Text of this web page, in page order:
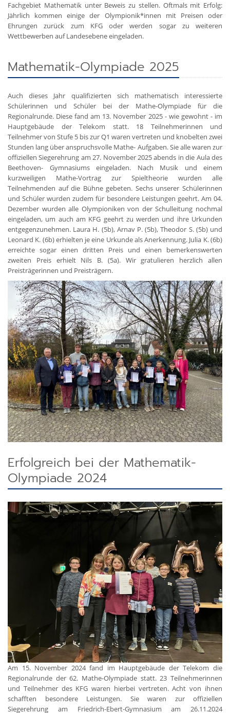
Fachgebiet Mathematik unter Beweis zu stellen. Oftmals mit Erfolg:
Jährlich kommen einige der Olympionik*innen mit Preisen oder
Ehrungen zurück zum KFG oder werden sogar zu weiteren
Wettbewerben auf Landesebene eingeladen.
Mathematik-Olympiade 2025
Auch dieses Jahr qualifizierten sich mathematisch interessierte
Schülerinnen und Schüler bei der Mathe-Olympiade für die
Regionalrunde. Diese fand am 13. November 2025 - wie gewohnt - im
Hauptgebäude der Telekom statt. 18 Teilnehmerinnen und
Teilnehmer von Stufe 5 bis zur Q1 waren vertreten und knobelten zwei
Stunden lang über anspruchsvolle Mathe- Aufgaben. Sie alle waren zur
offiziellen Siegerehrung am 27. November 2025 abends in die Aula des
Beethoven- Gymnasiums eingeladen. Nach Musik und einem
kurzweiligen Mathe-Vortrag zur Spieltheorie wurden alle
Teilnehmenden auf die Bühne gebeten. Sechs unserer Schülerinnen
und Schüler wurden zudem für besondere Leistungen geehrt. Am 04.
Dezember wurden alle Olympioniken von der Schulleitung nochmal
eingeladen, um auch am KFG geehrt zu werden und ihre Urkunden
entgegenzunehmen. Laura H. (5b), Arnav P. (5b), Theodor S. (5b) und
Leonard K. (6b) erhielten je eine Urkunde als Anerkennung. Julia K. (6b)
erreichte sogar einen dritten Preis und einen bemerkenswerten
zweiten Preis erhielt Nils B. (5a). Wir gratulieren herzlich allen
Preisträgerinnen und Preisträgern.
Erfolgreich bei der Mathematik-
Olympiade 2024
Am 15. November 2024 fand im Hauptgebäude der Telekom die
Regionalrunde der 62. Mathe-Olympiade statt. 23 Teilnehmerinnen
und Teilnehmer des KFG waren hierbei vertreten. Acht von ihnen
schafften besondere Leistungen. Sie waren zur offiziellen
Siegerehrung am Friedrich-Ebert-Gymnasium am 26.11.2024